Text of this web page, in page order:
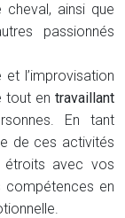
ainsi que
passionnés
et l’improvisation
tout en travaillant
En tant
de ces activités
avec vos
compétences en